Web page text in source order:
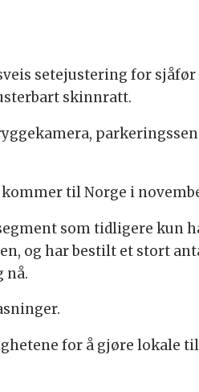
setejustering for
skinnratt.
til Norge i
som tidligere kun
og har bestilt et stort
nå.
for å gjøre lokale